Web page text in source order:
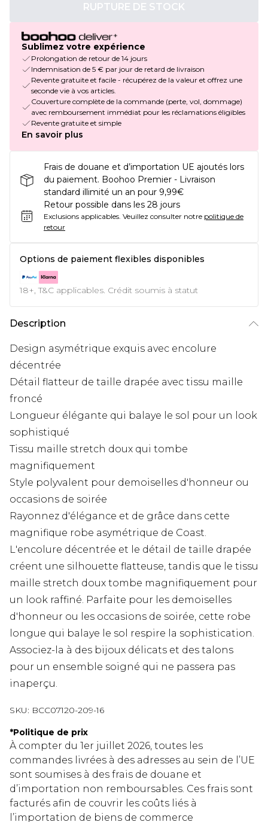
RUPTURE DE STOCK
Sublimez votre expérience
Prolongation de retour de 14 jours
Indemnisation de 5 € par jour de retard de livraison
Revente gratuite et facile - récupérez de la valeur et offrez une
seconde vie à vos articles.
Couverture complète de la commande (perte, vol, dommage)
avec remboursement immédiat pour les réclamations éligibles
Revente gratuite et simple
En savoir plus
Frais de douane et d’importation UE ajoutés lors
du paiement. Boohoo Premier - Livraison
standard illimité un an pour 9,99€
Retour possible dans les 28 jours
Exclusions applicables. Veuillez consulter notre politique de
retour
Options de paiement flexibles disponibles
18+, T&C applicables. Crédit soumis à statut
Description
Design asymétrique exquis avec encolure
décentrée
Détail flatteur de taille drapée avec tissu maille
froncé
Longueur élégante qui balaye le sol pour un look
sophistiqué
Tissu maille stretch doux qui tombe
magnifiquement
Style polyvalent pour demoiselles d'honneur ou
occasions de soirée
Rayonnez d'élégance et de grâce dans cette
magnifique robe asymétrique de Coast.
L'encolure décentrée et le détail de taille drapée
créent une silhouette flatteuse, tandis que le tissu
maille stretch doux tombe magnifiquement pour
un look raffiné. Parfaite pour les demoiselles
d'honneur ou les occasions de soirée, cette robe
longue qui balaye le sol respire la sophistication.
Associez-la à des bijoux délicats et des talons
pour un ensemble soigné qui ne passera pas
inaperçu.
SKU: BCC07120-209-16
*Politique de prix
À compter du 1er juillet 2026, toutes les
commandes livrées à des adresses au sein de l’UE
sont soumises à des frais de douane et
d’importation non remboursables. Ces frais sont
facturés afin de couvrir les coûts liés à
l’importation de biens de commerce